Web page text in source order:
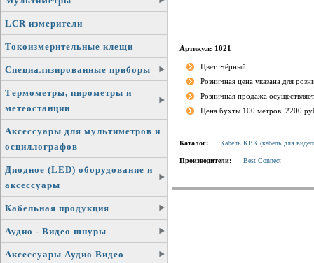
LCR измерители
Токоизмерительные клещи
Специализированные приборы
Термометры, пирометры и
метеостанции
Аксессуары для мультиметров и
осциллографов
Диодное (LED) оборудование и
аксессуары
Кабельная продукция
Аудио - Видео шнуры
Аксессуары Аудио Видео
Артикул: 1021
Цвет: чёрный
Розничная цена указана для
Розничная продажа
Цена бухты 100 метров: 2200
Каталог: Кабель КВК (кабель для
Производители: Best Connect